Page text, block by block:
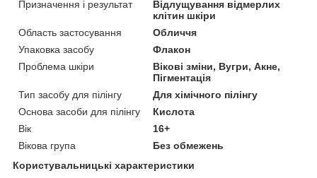
Призначення і результат
Відлущування відмерлих
клітин шкіри
Область застосування
Обличчя
Упаковка засобу
Флакон
Проблема шкіри
Вікові зміни, Вугри, Акне,
Пігментація
Тип засобу для пілінгу
Для хімічного пілінгу
Основа засоби для пілінгу
Кислота
Вік
16+
Вікова група
Без обмежень
Користувальницькі характеристики